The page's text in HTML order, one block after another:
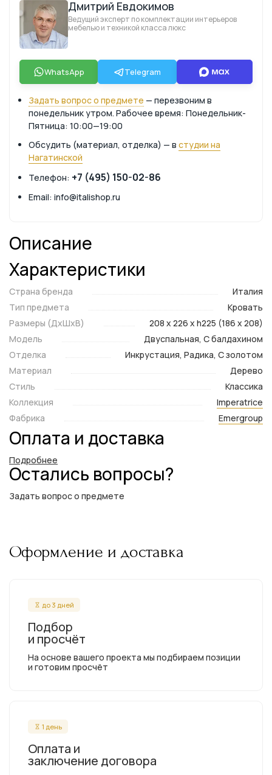
Дмитрий Евдокимов
Ведущий эксперт по комплектации интерьеров
мебелью и техникой класса люкс
WhatsApp Telegram
Задать вопрос о предмете — перезвоним в
понедельник утром. Рабочее время: Понедельник-
Пятница: 10:00—19:00
Обсудить (материал, отделка) — в студии на
Нагатинской
Телефон: +7 (495) 150-02-86
Email: info@italishop.ru
Описание
Характеристики
Страна бренда
Италия
Тип предмета
Кровать
Размеры (ДxШxВ)
208 x 226 x h225 (186 x 208)
Модель
Двуспальная, С балдахином
Отделка
Инкрустация, Радика, С золотом
Материал
Дерево
Стиль
Классика
Коллекция
Imperatrice
Фабрика
Emergroup
Оплата и доставка
Подробнее
Остались вопросы?
Задать вопрос о предмете
Оформление и доставка
до 3 дней
Подбор
и просчёт
На основе вашего проекта мы подбираем позиции
и готовим просчёт
1 день
Оплата и
заключение договора